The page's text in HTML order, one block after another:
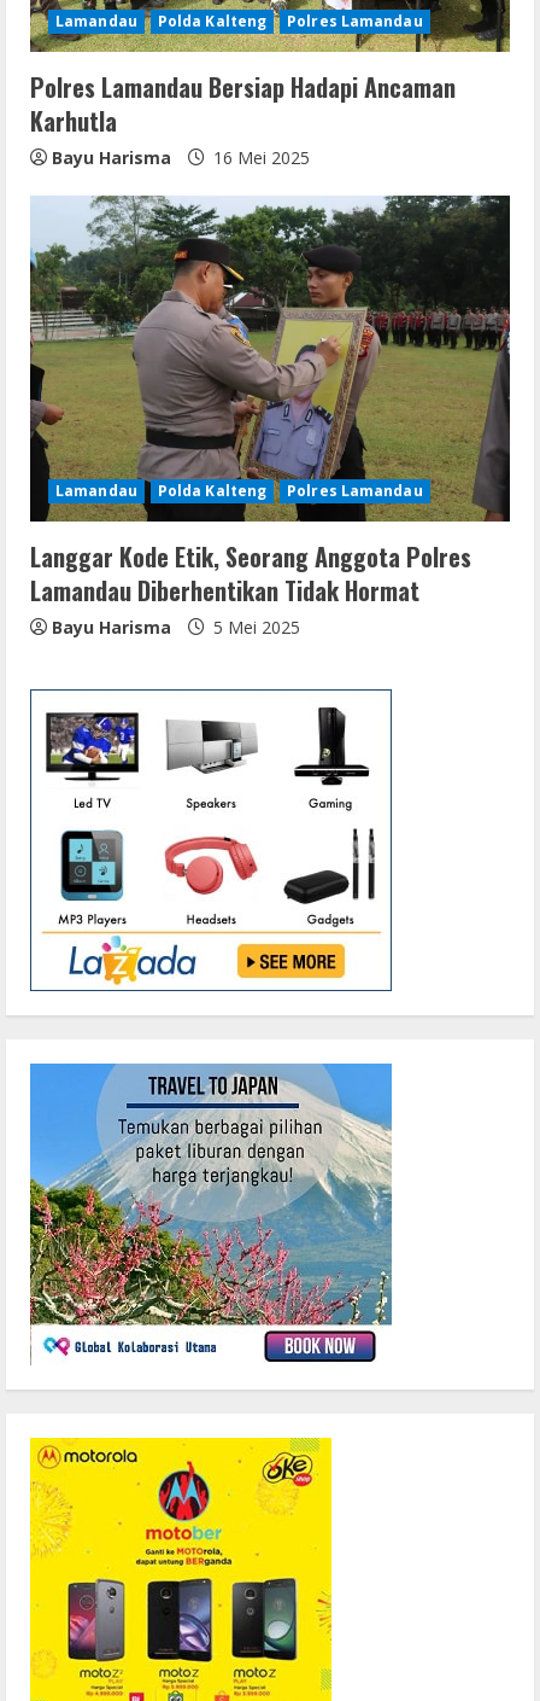
Lamandau Polda Kalteng Polres Lamandau
Polres Lamandau Bersiap Hadapi Ancaman
Karhutla
Bayu Harisma 16 Mei 2025
Lamandau Polda Kalteng Polres Lamandau
Langgar Kode Etik, Seorang Anggota Polres
Lamandau Diberhentikan Tidak Hormat
Bayu Harisma 5 Mei 2025